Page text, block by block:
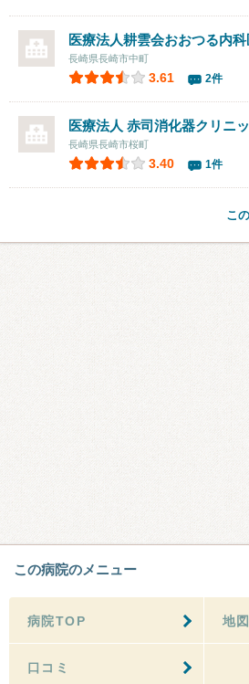
医療法人耕雲会おおつる内
長崎県長崎市中町
3.61 2件
医療法人 赤司消化器クリニ
長崎県長崎市桜町
3.40 1件
こ
この病院のメニュー
病院TOP 地図
口コミ